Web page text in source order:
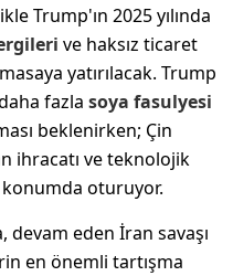
Trump'ın 2025 yılında
ve haksız ticaret
yatırılacak. Trump
fazla soya fasulyesi
beklenirken; Çin
ihracatı ve teknolojik
konumda oturuyor.
devam eden İran savaşı
en önemli tartışma